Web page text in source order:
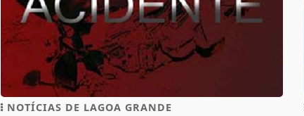
NOTÍCIAS DE LAGOA GRANDE